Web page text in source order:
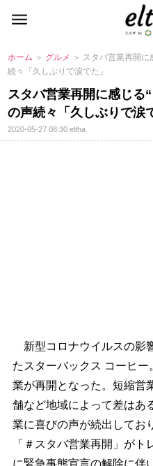
ホーム ＞ グルメ ＞ スタバ営業再開
続々「久しぶりで涙でた」
スタバ営業再開に感じ
の声続々「久しぶりで涙
2020-05-27 08:30eltha
新型コロナウイルスの影
たスターバックス コーヒ
業が再開となった。短縮営
舗など地域によって差はあ
業に喜びの声が続出してお
「＃スタバ営業再開」が
に緊急事態宣言の解除に伴